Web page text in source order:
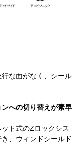
な面がなく、シール
への切り替えが素早
ト式のZロックシス
、ウィンドシールド